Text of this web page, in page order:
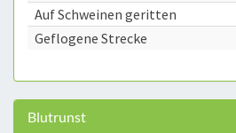
Auf Schweinen geritten
Geflogene Strecke
Blutrunst